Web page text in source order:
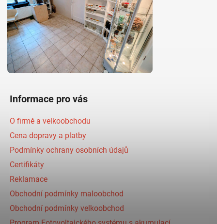
Informace pro vás
O firmě a velkoobchodu
Cena dopravy a platby
Podmínky ochrany osobních údajů
Certifikáty
Reklamace
Obchodní podmínky maloobchod
Obchodní podmínky velkoobchod